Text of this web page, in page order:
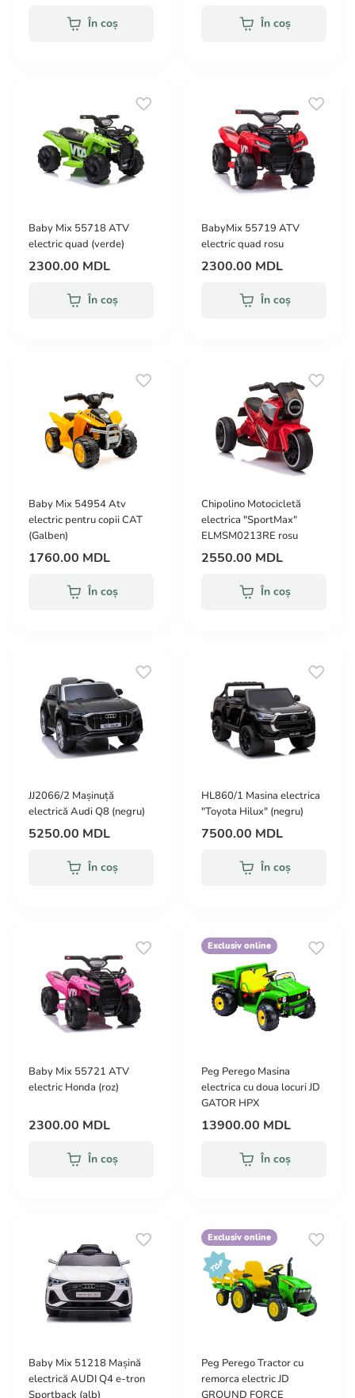
În coș În coș
Baby Mix 55718 ATV
electric quad (verde)
2300.00 MDL
În coș
BabyMix 55719 ATV
electric quad rosu
2300.00 MDL
În coș
Baby Mix 54954 Atv
electric pentru copii CAT
(Galben)
1760.00 MDL
În coș
Chipolino Motocicletă
electrica "SportMax"
ELMSM0213RE rosu
2550.00 MDL
În coș
JJ2066/2 Mașinuță
electrică Audi Q8 (negru)
5250.00 MDL
În coș
HL860/1 Masina electrica
"Toyota Hilux" (negru)
7500.00 MDL
În coș
Baby Mix 55721 ATV
electric Honda (roz)
2300.00 MDL
În coș
Exclusiv online
Peg Perego Masina
electrica cu doua locuri JD
GATOR HPX
13900.00 MDL
În coș
Baby Mix 51218 Mașină
electrică AUDI Q4 e-tron
Sportback (alb)
Exclusiv online
Peg Perego Tractor cu
remorca electric JD
GROUND FORCE